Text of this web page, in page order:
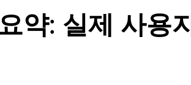
약: 실제 사용